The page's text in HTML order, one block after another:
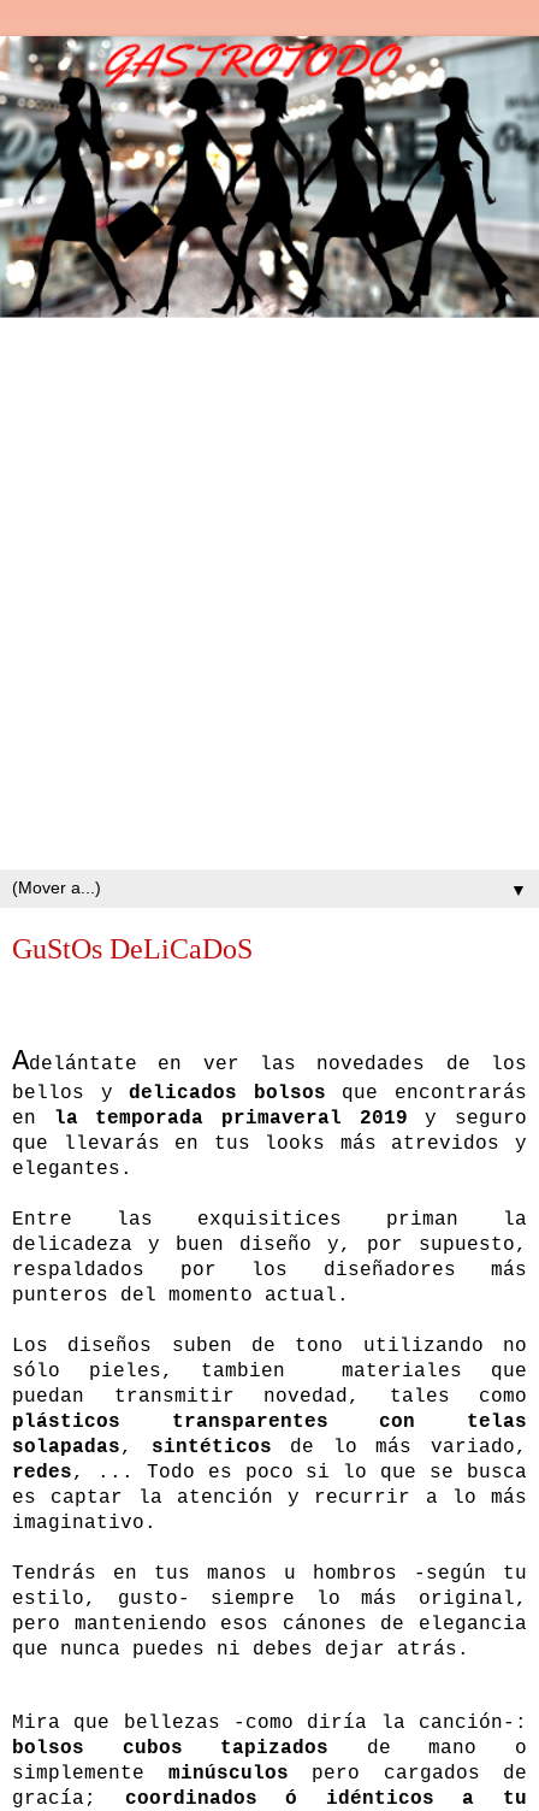
▼
GuStOs DeLiCaDoS
Adelántate en ver las novedades de los
bellos ydelicados bolsos que encontrarás
en la temporada primaveral 2019 y seguro
que llevarás en tus looks más atrevidos y
elegantes.
Entre las exquisitices priman la
delicadeza y buen diseño y, por supuesto,
respaldados por los diseñadores más
punteros del momento actual.
Los diseños suben de tono utilizando no
sólo pieles, tambien materiales que
puedan transmitir novedad, tales como
plásticos transparentes con telas
solapadas, sintéticos de lo más variado,
redes, ... Todo es poco si lo que se busca
es captar la atención y recurrir a lo más
imaginativo.
Tendrás en tus manos u hombros -según tu
estilo, gusto- siempre lo más original,
pero manteniendo esos cánones de elegancia
que nunca puedes ni debes dejar atrás.
Mira que bellezas -como diría la canción-:
bolsos cubos tapizados de mano o
simplemente minúsculos pero cargados de
gracía; coordinados ó idénticos a tu